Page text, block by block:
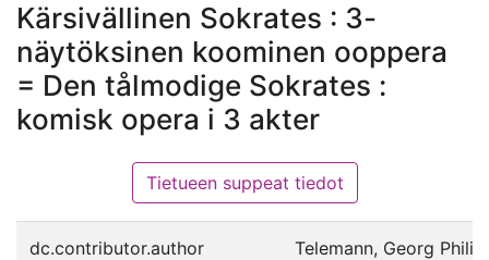
Kärsivällinen Sokrates : 3-
näytöksinen koominen ooppera
= Den tålmodige Sokrates :
komisk opera i 3 akter
Tietueen suppeat tiedot
dc.contributor.author Telemann, Georg